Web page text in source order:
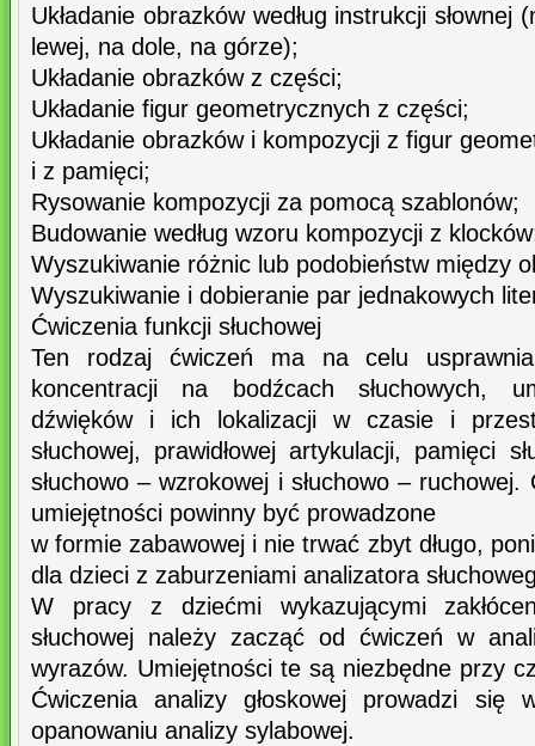
Układanie obrazków według instrukcji słownej
lewej, na dole, na górze);
Układanie obrazków z części;
Układanie figur geometrycznych z części;
Układanie obrazków i kompozycji z figur
i z pamięci;
Rysowanie kompozycji za pomocą szablonów;
Budowanie według wzoru kompozycji z
Wyszukiwanie różnic lub podobieństw między
Wyszukiwanie i dobieranie par jednakowych
Ćwiczenia funkcji słuchowej
Ten rodzaj ćwiczeń ma na celu
koncentracji na bodźcach słuchowych,
dźwięków i ich lokalizacji w czasie i
słuchowej, prawidłowej artykulacji, pamięci
słuchowo – wzrokowej i słuchowo –
umiejętności powinny być prowadzone
w formie zabawowej i nie trwać zbyt długo,
dla dzieci z zaburzeniami analizatora
W pracy z dziećmi wykazującymi
słuchowej należy zacząć od ćwiczeń w
wyrazów. Umiejętności te są niezbędne przy
Ćwiczenia analizy głoskowej prowadzi się
opanowaniu analizy sylabowej.